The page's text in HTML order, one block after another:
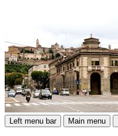
Left menu bar Main menu